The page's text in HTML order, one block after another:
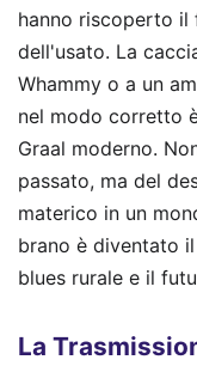
hanno riscoperto il
dell'usato. La
Whammy o a un
nel modo corretto
Graal moderno.
passato, ma del
materico in un
brano è diventato
blues rurale e il
La